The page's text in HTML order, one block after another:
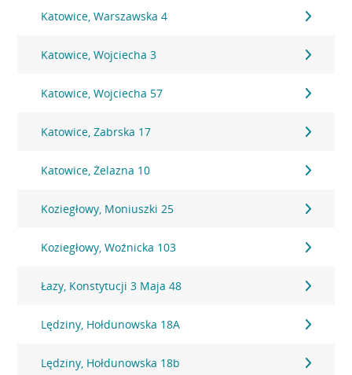
Katowice, Warszawska 4
Katowice, Wojciecha 3
Katowice, Wojciecha 57
Katowice, Zabrska 17
Katowice, Żelazna 10
Koziegłowy, Moniuszki 25
Koziegłowy, Woźnicka 103
Łazy, Konstytucji 3 Maja 48
Lędziny, Hołdunowska 18A
Lędziny, Hołdunowska 18b